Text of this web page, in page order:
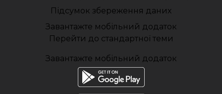
Підсумок збереження даних
Завантажте мобільний додаток
Перейти до стандартної теми
Завантажте мобільний додаток